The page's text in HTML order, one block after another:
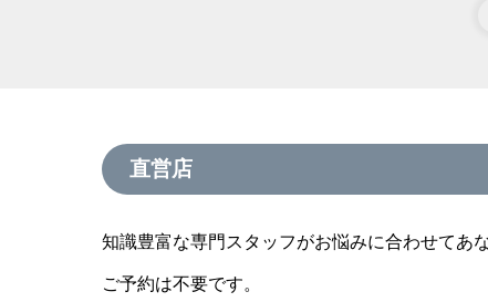
直営店
知識豊富な専門スタッフがお悩みに合わせてあ
ご予約は不要です。